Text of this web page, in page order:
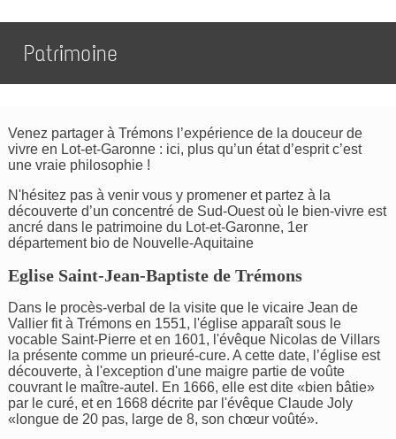
Patrimoine
Venez partager à Trémons l’expérience de la douceur de
vivre en Lot-et-Garonne : ici, plus qu’un état d’esprit c’est
une vraie philosophie !
N'hésitez pas à venir vous y promener et partez à la
découverte d’un concentré de Sud-Ouest où le bien-vivre est
ancré dans le patrimoine du Lot-et-Garonne, 1er
département bio de Nouvelle-Aquitaine
Eglise Saint-Jean-Baptiste de Trémons
Dans le procès-verbal de la visite que le vicaire Jean de
Vallier fit à Trémons en 1551, l'église apparaît sous le
vocable Saint-Pierre et en 1601, l'évêque Nicolas de Villars
la présente comme un prieuré-cure. A cette date, l’église est
découverte, à l'exception d'une maigre partie de voûte
couvrant le maître-autel. En 1666, elle est dite «bien bâtie»
par le curé, et en 1668 décrite par l'évêque Claude Joly
«longue de 20 pas, large de 8, son chœur voûté».